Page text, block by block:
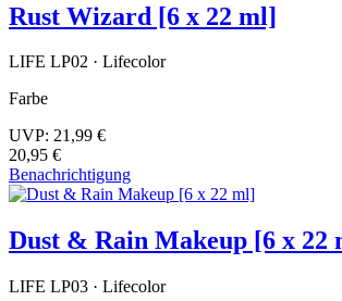
Rust Wizard [6 x 22 ml]
LIFE LP02 · Lifecolor
Farbe
UVP: 21,99 €
20,95 €
Benachrichtigung
Dust & Rain Makeup [6 x 22
LIFE LP03 · Lifecolor